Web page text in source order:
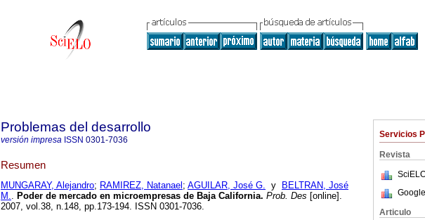
Servicios
Revista
Articulo
Problemas del desarrollo
versión impresa ISSN 0301-7036
Resumen
MUNGARAY, Alejandro; RAMIREZ, Natanael ; AGUILAR, José G. y
BELTRAN, José
M.. Poder de mercado en microempresas de Baja California. Prob. Des [online].
2007, vol.38, n.148, pp.173-194. ISSN 0301-7036.